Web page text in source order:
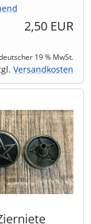
2,50 EUR
19 % MwSt.
Versandkosten